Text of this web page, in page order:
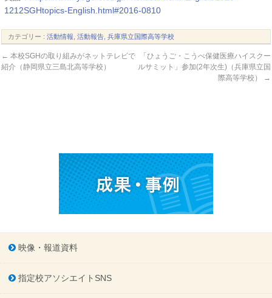
1212SGHtopics-English.html#2016-0810
カテゴリー :活動情報 ,活動報告 ,兵庫県立国際高等学校
← 本校SGHの取り組みがネットテレビで
紹介（静岡県立三島北高等学校）
「ひょうご・こうべ保健医療ハイスクー
ルサミット」参加(2年次生)（兵庫県立国
際高等学校）
→
映像・報道資料
指定校アソシエイトSNS